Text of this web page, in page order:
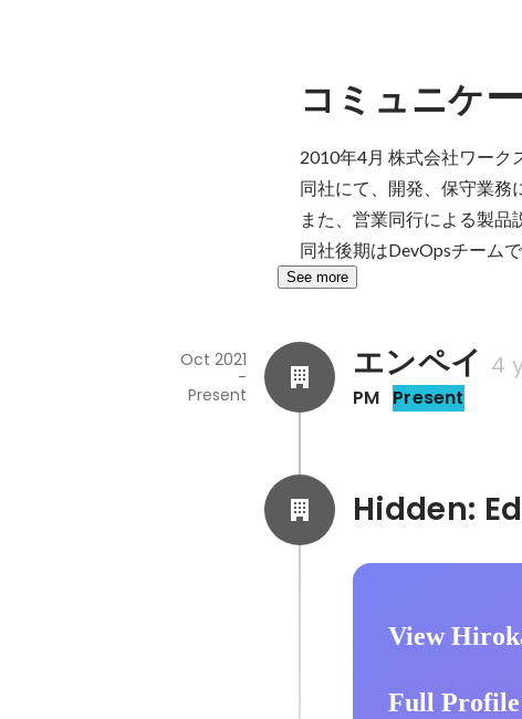
コミュニケ
2010年4月 株式会社ワーク
同社にて、開発、保守業務
また、営業同行による製品
同社後期はDevOpsチーム
See more
エンペイ 4
PM Present
Oct 2021
-
Present
View
Full Profile